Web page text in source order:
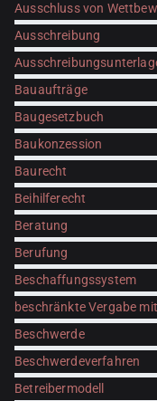
Ausschluss von
Ausschreibung
Bauaufträge
Baugesetzbuch
Baukonzession
Baurecht
Beihilferecht
Beratung
Berufung
Beschaffungssystem
beschränkte Vergabe
Beschwerde
Beschwerdeverfahren
Betreibermodell